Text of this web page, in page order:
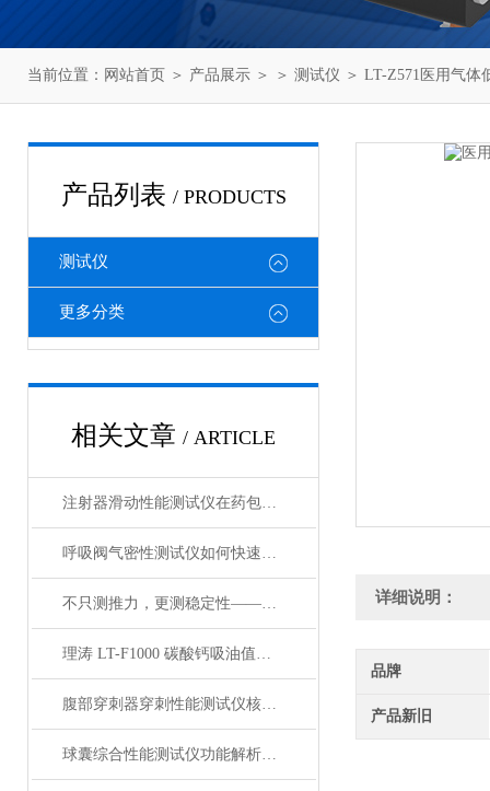
当前位置： 网站首页 ＞ 产品展示 ＞ ＞ 测试仪 ＞ LT-Z571医用气体
产品列表 / PRODUCTS
测试仪
更多分类
相关文章 / ARTICLE
注射器滑动性能测试仪在药包材检测中的应用
呼吸阀气密性测试仪如何快速判断呼吸阀是否失效？
不只测推力，更测稳定性——注射器滑动性能测试仪全面解析
理涛 LT-F1000 碳酸钙吸油值测试仪 介绍说明
腹部穿刺器穿刺性能测试仪核心测试指标：穿刺力、峰值力、穿透力解析
球囊综合性能测试仪功能解析：额定爆破压（RBP）、顺应性、疲劳强度
详细说明：
品牌
产品新旧